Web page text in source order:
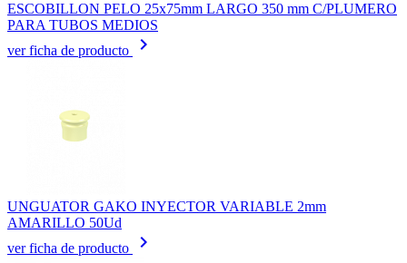
ESCOBILLON PELO 25x75mm LARGO 350 mm C/PLUMERO
PARA TUBOS MEDIOS
ver ficha de producto
keyboard_arrow_right
UNGUATOR GAKO INYECTOR VARIABLE 2mm
AMARILLO 50Ud
ver ficha de producto
keyboard_arrow_right